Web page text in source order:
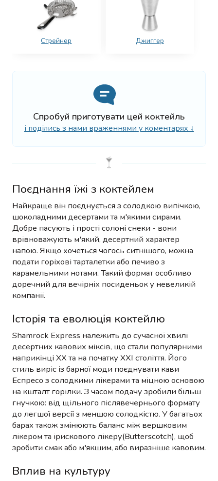
Стрейнер Джиггер
Спробуй приготувати цей коктейль
і поділись з нами враженнями у коментарях ↓
Поєднання їжі з коктейлем
Найкраще він поєднується з солодкою випічкою,
шоколадними десертами та м'якими сирами.
Добре пасують і прості солоні снеки - вони
врівноважують м'який, десертний характер
напою. Якщо хочеться чогось ситнішого, можна
подати горіхові тарталетки або печиво з
карамельними нотами. Такий формат особливо
доречний для вечірніх посиденьок у невеликій
компанії.
Історія та еволюція коктейлю
Shamrock Express належить до сучасної хвилі
десертних кавових міксів, що стали популярними
наприкінці XX та на початку XXI століття. Його
стиль виріс із барної моди поєднувати кави
Еспресо з солодкими лікерами та міцною основою
на кшталт горілки. З часом подачу зробили більш
гнучкою: від щільного післявечернього формату
до легшої версії з меншою солодкістю. У багатьох
барах також змінюють баланс між вершковим
лікером та ірискового лікеру(Butterscotch), щоб
зробити смак або м'якшим, або виразніше кавовим.
Вплив на культуру